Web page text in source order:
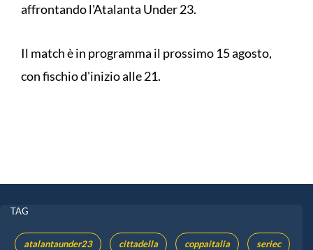
affrontando l'Atalanta Under 23.
Il match è in programma il prossimo 15 agosto,
con fischio d'inizio alle 21.
TAG
atalantaunder23 cittadella coppaitalia seriec